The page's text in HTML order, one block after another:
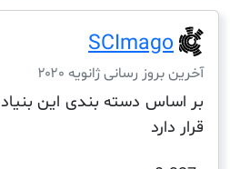
رسانی ژانویه ۲۰۲۰
دسته بندی این بنیاد این مجله